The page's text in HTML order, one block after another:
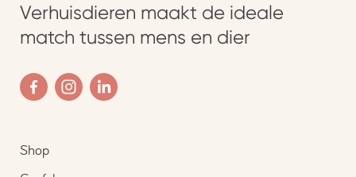
Verhuisdieren maakt de ideale
match tussen mens en dier
Shop